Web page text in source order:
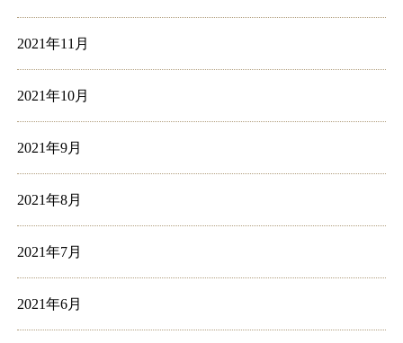
2021年11月
2021年10月
2021年9月
2021年8月
2021年7月
2021年6月